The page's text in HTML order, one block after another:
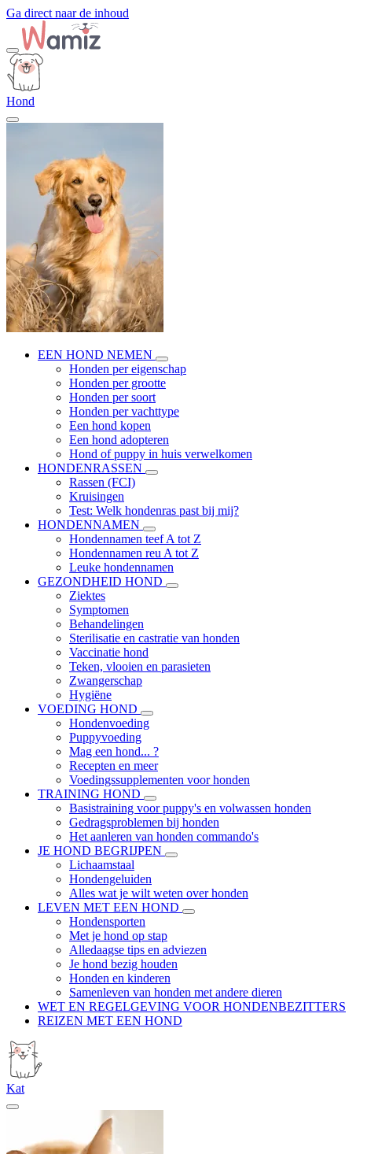
Ga direct naar de inhoud
Hond
EEN HOND NEMEN
Honden per eigenschap
Honden per grootte
Honden per soort
Honden per vachttype
Een hond kopen
Een hond adopteren
Hond of puppy in huis verwelkomen
HONDENRASSEN
Rassen (FCI)
Kruisingen
Test: Welk hondenras past bij mij?
HONDENNAMEN
Hondennamen teef A tot Z
Hondennamen reu A tot Z
Leuke hondennamen
GEZONDHEID HOND
Ziektes
Symptomen
Behandelingen
Sterilisatie en castratie van honden
Vaccinatie hond
Teken, vlooien en parasieten
Zwangerschap
Hygiëne
VOEDING HOND
Hondenvoeding
Puppyvoeding
Mag een hond... ?
Recepten en meer
Voedingssupplementen voor honden
TRAINING HOND
Basistraining voor puppy's en volwassen honden
Gedragsproblemen bij honden
Het aanleren van honden commando's
JE HOND BEGRIJPEN
Lichaamstaal
Hondengeluiden
Alles wat je wilt weten over honden
LEVEN MET EEN HOND
Hondensporten
Met je hond op stap
Alledaagse tips en adviezen
Je hond bezig houden
Honden en kinderen
Samenleven van honden met andere dieren
WET EN REGELGEVING VOOR HONDENBEZITTERS
REIZEN MET EEN HOND
Kat